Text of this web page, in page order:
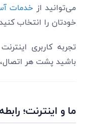
می‌توانید از خدمات
خودتان را انتخاب
تجربه کاربری
باشید پشت هر
ما و اینترنت؛